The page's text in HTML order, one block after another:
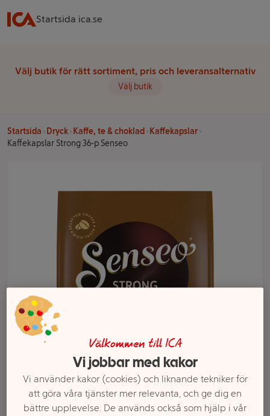
Startsida ica.se
Välj butik för rätt sortiment, pris och leveransalternativ
Välj butik
Startsida Dryck Kaffe, te & choklad
Kaffekapslar
Kaffekapslar Strong 36-p Senseo
Välkommen till ICA
Vi jobbar med kakor
Vi använder kakor (cookies) och liknande tekniker för
att göra våra tjänster mer relevanta, och ge dig en
bättre upplevelse. De används också som hjälp i vår